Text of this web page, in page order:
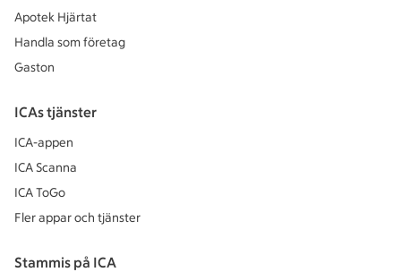
Apotek Hjärtat
Handla som företag
Gaston
ICAs tjänster
ICA-appen
ICA Scanna
ICA ToGo
Fler appar och tjänster
Stammis på ICA